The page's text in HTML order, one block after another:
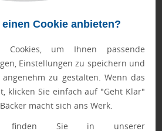
Cookie anbieten?
um Ihnen passende
Einstellungen zu speichern und
zu gestalten. Wenn das
klicken Sie einfach auf "Geht Klar"
macht sich ans Werk.
finden Sie in unserer
Qualitätscheckbestehen,